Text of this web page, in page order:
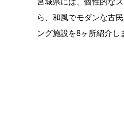
ら、和風でモダンな古
ング施設を8ヶ所紹介し